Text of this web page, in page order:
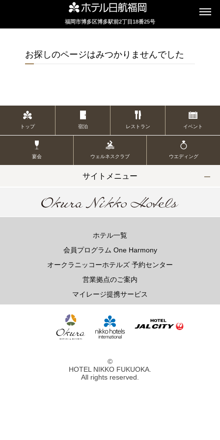
福岡市博多区博多駅前2丁目18番25号
お探しのページはみつかりませんでした
トップ 宿泊 レストラン イベント
宴会 ウェルネスクラブ ウエディング
サイトメニュー
ホテル一覧
会員プログラム One Harmony
オークラニッコーホテルズ 予約センター
営業拠点のご案内
マイレージ提携サービス
©
HOTEL NIKKO FUKUOKA.
All rights reserved.
お席のご予約
TEL 092-482-1161
2F テーマレストラン
TEL 092-482-1163
2F 中国料理
お席のご予約